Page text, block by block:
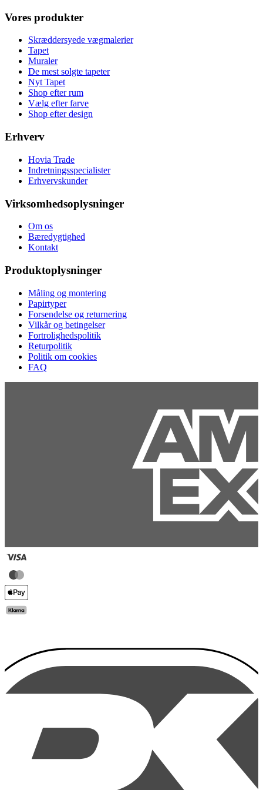
Vores produkter
Skræddersyede vægmalerier
Tapet
Muraler
De mest solgte tapeter
Nyt Tapet
Shop efter rum
Vælg efter farve
Shop efter design
Erhverv
Hovia Trade
Indretningsspecialister
Erhvervskunder
Virksomhedsoplysninger
Om os
Bæredygtighed
Kontakt
Produktoplysninger
Måling og montering
Papirtyper
Forsendelse og returnering
Vilkår og betingelser
Fortrolighedspolitik
Returpolitik
Politik om cookies
FAQ